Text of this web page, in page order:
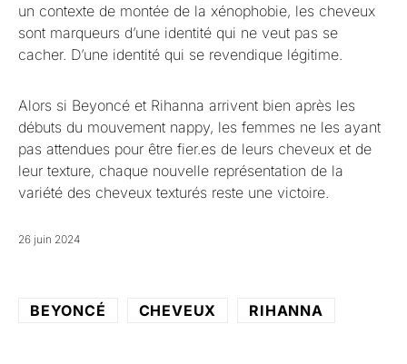
un contexte de montée de la xénophobie, les cheveux
sont marqueurs d’une identité qui ne veut pas se
cacher. D’une identité qui se revendique légitime.
Alors si Beyoncé et Rihanna arrivent bien après les
débuts du mouvement nappy, les femmes ne les ayant
pas attendues pour être fier.es de leurs cheveux et de
leur texture, chaque nouvelle représentation de la
variété des cheveux texturés reste une victoire.
26 juin 2024
BEYONCÉ CHEVEUX RIHANNA